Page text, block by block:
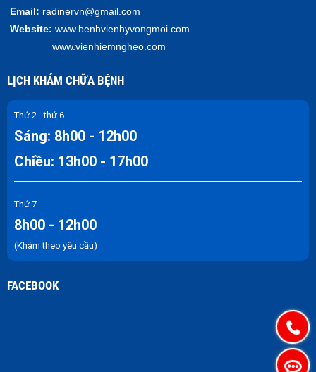
Email: radinervn@gmail.com
Website: www.benhvienhyvongmoi.com
www.vienhiemngheo.com
LỊCH KHÁM CHỮA BỆNH
Thứ 2 - thứ 6
Sáng: 8h00 - 12h00
Chiều: 13h00 - 17h00
Thứ 7
8h00 - 12h00
(Khám theo yêu cầu)
FACEBOOK